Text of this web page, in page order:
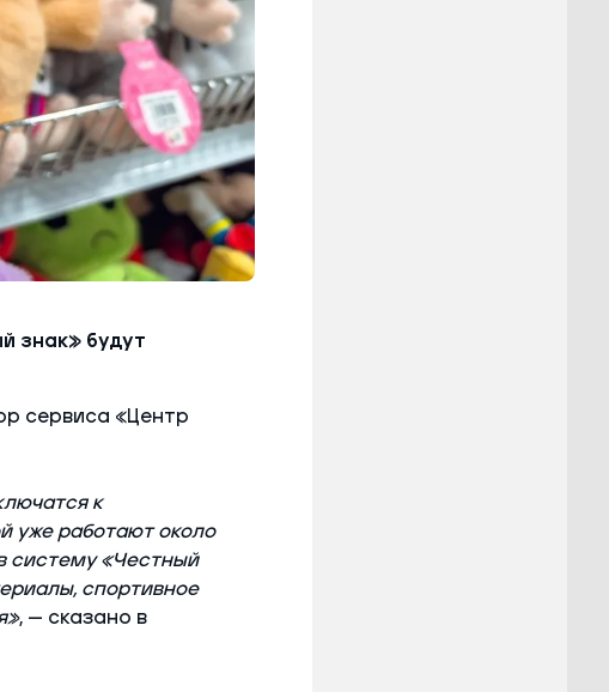
знак» будут
сервиса «Центр
к
уже работают около
систему «Честный
спортивное
, — сказано в